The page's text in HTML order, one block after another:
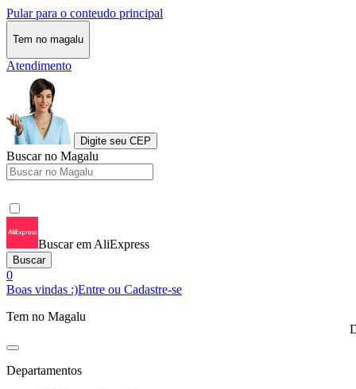
Pular para o conteudo principal
Tem no magalu
Atendimento
Digite seu CEP
Buscar no Magalu
Buscar em AliExpress
Buscar
0
Boas vindas :)Entre ou Cadastre-se
Tem no Magalu
Departamentos